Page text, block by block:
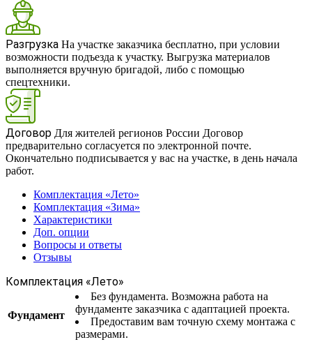
Разгрузка На участке заказчика бесплатно, при условии
возможности подъезда к участку. Выгрузка материалов
выполняется вручную бригадой, либо с помощью
спецтехники.
Договор Для жителей регионов России Договор
предварительно согласуется по электронной почте.
Окончательно подписывается у вас на участке, в день начала
работ.
Комплектация «Лето»
Комплектация «Зима»
Характеристики
Доп. опции
Вопросы и ответы
Отзывы
Комплектация «Лето»
Фундамент
Без фундамента. Возможна работа на
фундаменте заказчика с адаптацией проекта.
Предоставим вам точную схему монтажа с
размерами.